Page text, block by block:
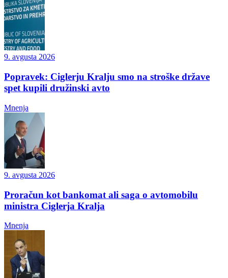
9. avgusta 2026
Popravek: Ciglerju Kralju smo na stroške države
spet kupili družinski avto
Mnenja
9. avgusta 2026
Proračun kot bankomat ali saga o avtomobilu
ministra Ciglerja Kralja
Mnenja